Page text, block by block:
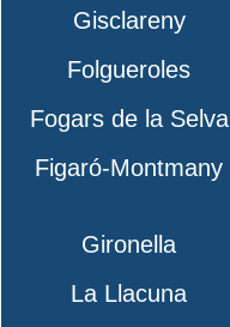
Gisclareny
Folgueroles
Fogars de la Selva
Figaró-Montmany
Gironella
La Llacuna